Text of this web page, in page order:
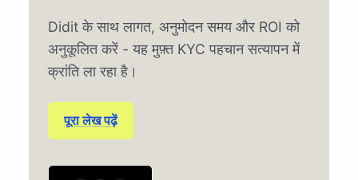
Didit के साथ लागत, अनुमोदन समय और ROI को
अनुकूलित करें - यह मुफ़्त KYC पहचान सत्यापन में
क्रांति ला रहा है।
पूरा लेख पढ़ें